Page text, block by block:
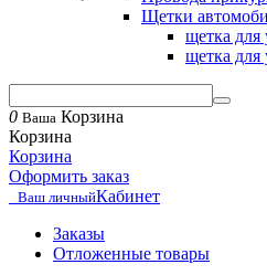
Щетки
щетка для
щетка для
0 Ваша Корзина
Корзина
Корзина
Оформить заказ
Ваш личныйКабинет
Заказы
Отложенные товары